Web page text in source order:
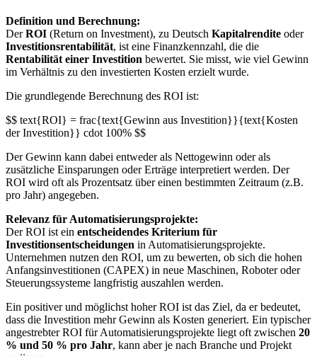
Definition und Berechnung:
DerROI (Return on Investment), zu Deutsch Kapitalrendite oder
Investitionsrentabilität, ist eine Finanzkennzahl, die die
Rentabilität einer Investition bewertet. Sie misst, wie viel Gewinn
im Verhältnis zu den investierten Kosten erzielt wurde.
Die grundlegende Berechnung des ROI ist:
$$ text{ROI} = frac{text{Gewinn aus Investition}}{text{Kosten
der Investition}} cdot 100% $$
Der Gewinn kann dabei entweder als Nettogewinn oder als
zusätzliche Einsparungen oder Erträge interpretiert werden. Der
ROI wird oft als Prozentsatz über einen bestimmten Zeitraum (z.B.
pro Jahr) angegeben.
Relevanz für Automatisierungsprojekte:
Der ROI ist ein entscheidendes Kriterium für
Investitionsentscheidungen in Automatisierungsprojekte.
Unternehmen nutzen den ROI, um zu bewerten, ob sich die hohen
Anfangsinvestitionen (CAPEX) in neue Maschinen, Roboter oder
Steuerungssysteme langfristig auszahlen werden.
Ein positiver und möglichst hoher ROI ist das Ziel, da er bedeutet,
dass die Investition mehr Gewinn als Kosten generiert. Ein typischer
angestrebter ROI für Automatisierungsprojekte liegt oft zwischen 20
% und 50 % pro Jahr, kann aber je nach Branche und Projekt